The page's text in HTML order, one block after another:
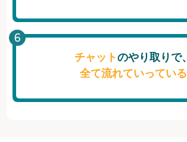
チャットのやり取りで、
全て流れていっている